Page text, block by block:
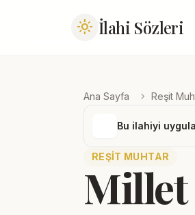
light_mode İlahi Sözleri
Ana Sayfa chevron_right Reşit
Bu ilahiyi
REŞIT MUHTAR
Millet